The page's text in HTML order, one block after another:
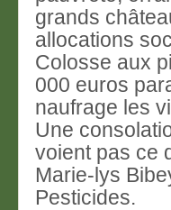
grands
allocations
Colosse aux
000 euros
naufrage les
Une
voient pas ce
Marie-lys
Pesticides.